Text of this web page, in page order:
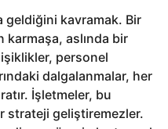
geldiğini kavramak. Bir
aslında bir
personel
dalgalanmalar, her
İşletmeler, bu
strateji geliştiremezler.